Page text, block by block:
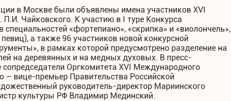
в Москве были объявлены имена участников XVI
Чайковского. К участию в I туре Конкурса
«фортепиано», «скрипка» и «виолончель»,
а также 96 участников новой конкурсной
в рамках которой предусмотрено разделение на
на деревянных и на медных духовых. В пресс-
Оргкомитета XVI Международного
– вице-премьер Правительства Российской
руководитель-директор Мариинского
культуры РФ Владимир Мединский.